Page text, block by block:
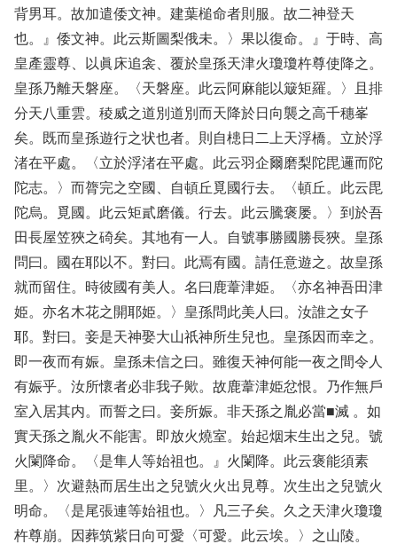
背男耳。故加遣倭文神。建葉槌命者則服。故二神登天
也。』倭文神。此云斯圖梨俄未。〉果以復命。』于時、高
皇產靈尊、以眞床追衾、覆於皇孫天津火瓊瓊杵尊使降之。
皇孫乃離天磐座。〈天磐座。此云阿麻能以簸矩羅。〉且排
分天八重雲。稜威之道別道別而天降於日向襲之高千穗峯
矣。既而皇孫遊行之状也者。則自槵日二上天浮橋。立於浮
渚在平處。〈立於浮渚在平處。此云羽企爾磨梨陀毘邏而陀
陀志。〉而膂完之空國、自頓丘覓國行去。〈頓丘。此云毘
陀烏。覓國。此云矩貳磨儀。行去。此云騰褒屡。〉到於吾
田長屋笠狹之碕矣。其地有一人。自號事勝國勝長狹。皇孫
問曰。國在耶以不。對曰。此焉有國。請任意遊之。故皇孫
就而留住。時彼國有美人。名曰鹿葦津姫。〈亦名神吾田津
姫。亦名木花之開耶姫。〉皇孫問此美人曰。汝誰之女子
耶。對曰。妾是天神娶大山祇神所生兒也。皇孫因而幸之。
即一夜而有娠。皇孫未信之曰。雖復天神何能一夜之間令人
有娠乎。汝所懷者必非我子歟。故鹿葦津姫忿恨。乃作無戶
室入居其内。而誓之曰。妾所娠。非天孫之胤必當■滅 。如
實天孫之胤火不能害。即放火燒室。始起烟末生出之兒。號
火闌降命。〈是隼人等始祖也。』火闌降。此云褒能須素
里。〉次避熱而居生出之兒號火火出見尊。次生出之兒號火
明命。〈是尾張連等始祖也。〉凡三子矣。久之天津火瓊瓊
杵尊崩。因葬筑紫日向可愛〈可愛。此云埃。〉之山陵。